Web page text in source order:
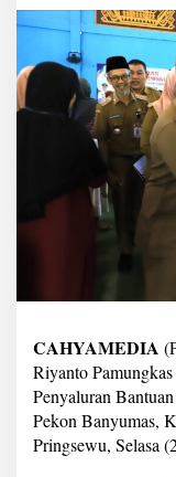
CAHYAMEDIA
Riyanto
Penyaluran
Pekon Banyumas,
Pringsewu, Selasa